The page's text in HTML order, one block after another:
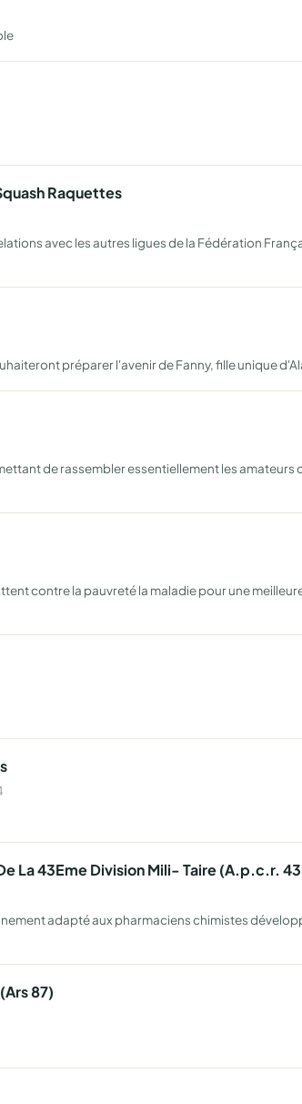
Raquettes
avec les autres ligues de la Fédération
préparer l'avenir de Fanny, fille unique
de rassembler essentiellement les amateurs
contre la pauvreté la maladie pour une
La 43Eme Division Mili- Taire (A.p.c.r.
adapté aux pharmaciens chimistes
87)